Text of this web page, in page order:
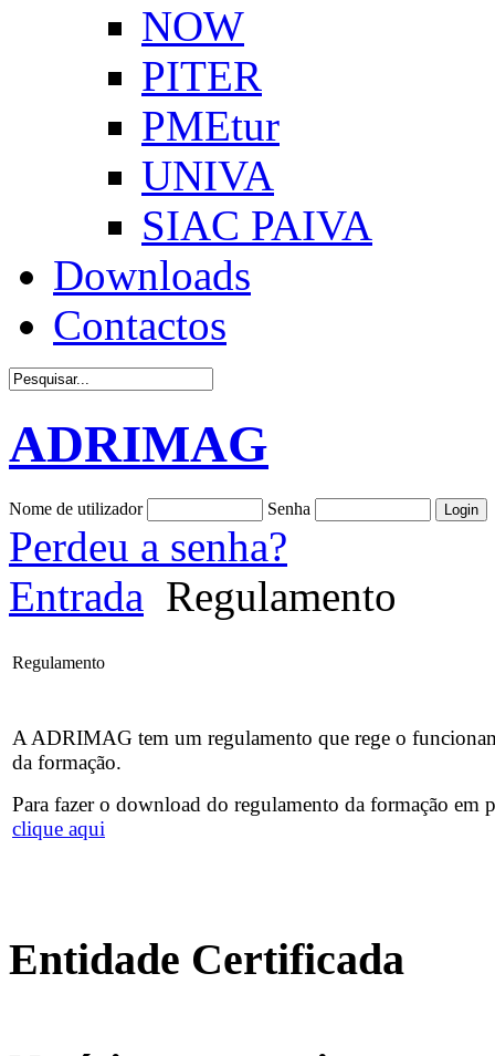
NOW
PITER
PMEtur
UNIVA
SIAC PAIVA
Downloads
Contactos
ADRIMAG
Nome de utilizador Senha
Perdeu a senha?
Entrada Regulamento
Regulamento
A ADRIMAG tem um regulamento que rege o
da formação.
Para fazer o download do regulamento da formação em
clique aqui
Entidade Certificada